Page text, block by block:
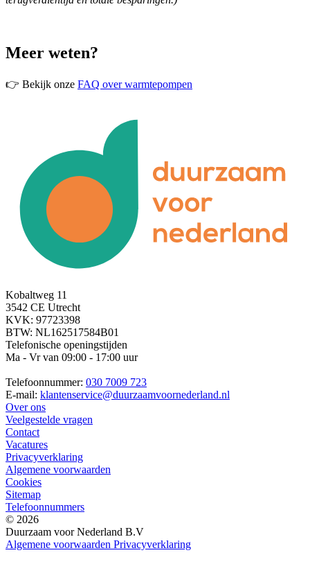
Meer weten?
👉 Bekijk onze FAQ over warmtepompen
Kobaltweg 11
3542 CE Utrecht
KVK: 97723398
BTW: NL162517584B01
Telefonische openingstijden
Ma - Vr van 09:00 - 17:00 uur
Telefoonnummer: 030 7009 723
E-mail: klantenservice@duurzaamvoornederland.nl
Over ons
Veelgestelde vragen
Contact
Vacatures
Privacyverklaring
Algemene voorwaarden
Cookies
Sitemap
Telefoonnummers
© 2026
Duurzaam voor Nederland B.V
Algemene voorwaarden Privacyverklaring